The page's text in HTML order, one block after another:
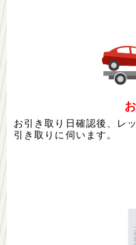
お引き取り日確認後、レ
引き取りに伺います。